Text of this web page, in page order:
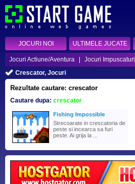
JOCURI NOI ULTIMELE JUCATE
Jocuri Actiune/Aventura Jocuri Impuscaturi
Crescator, Jocuri
Rezultate cautare: crescator
Cautare dupa: crescator
Fishing Impossible
Strecoarate in crescatoria de
peste si incearca sa furi
peste. Ai grija la ...